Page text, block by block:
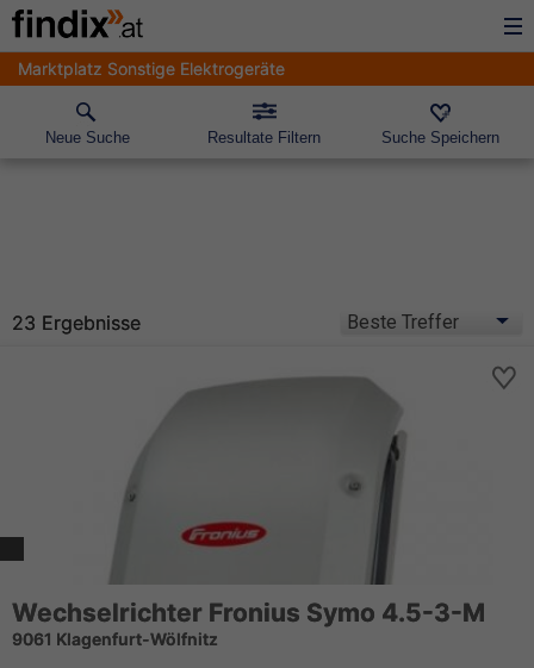
Marktplatz Sonstige Elektrogeräte
Neue Suche Resultate Filtern Suche Speichern
23 Ergebnisse
Wechselrichter Fronius Symo 4.5-3-M
9061 Klagenfurt-Wölfnitz